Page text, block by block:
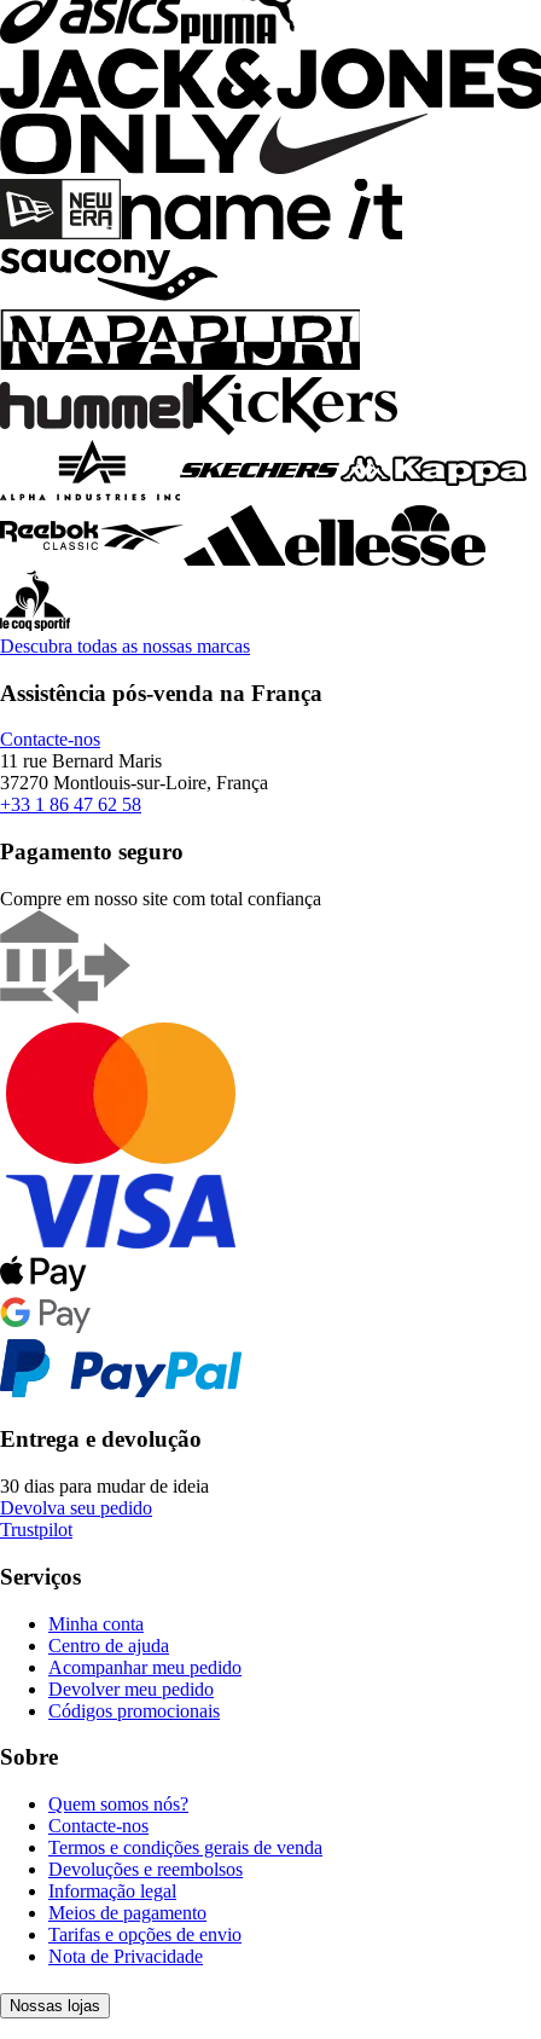
Descubra todas as nossas marcas
Assistência pós-venda na França
Contacte-nos
11 rue Bernard Maris
37270 Montlouis-sur-Loire, França
+33 1 86 47 62 58
Pagamento seguro
Compre em nosso site com total confiança
Entrega e devolução
30 dias para mudar de ideia
Devolva seu pedido
Trustpilot
Serviços
Minha conta
Centro de ajuda
Acompanhar meu pedido
Devolver meu pedido
Códigos promocionais
Sobre
Quem somos nós?
Contacte-nos
Termos e condições gerais de venda
Devoluções e reembolsos
Informação legal
Meios de pagamento
Tarifas e opções de envio
Nota de Privacidade
Nossas lojas